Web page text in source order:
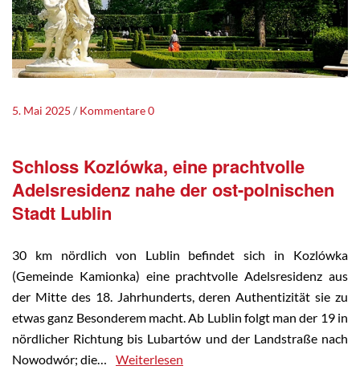
5. Mai 2025 Kommentare 0
Schloss Kozlówka, eine prachtvolle
Adelsresidenz nahe der ost-polnischen
Stadt Lublin
30 km nördlich von Lublin befindet sich in Kozlówka
(Gemeinde Kamionka) eine prachtvolle Adelsresidenz aus
der Mitte des 18. Jahrhunderts, deren Authentizität sie zu
etwas ganz Besonderem macht. Ab Lublin folgt man der 19 in
nördlicher Richtung bis Lubartów und der Landstraße nach
Nowodwór; die…
Weiterlesen